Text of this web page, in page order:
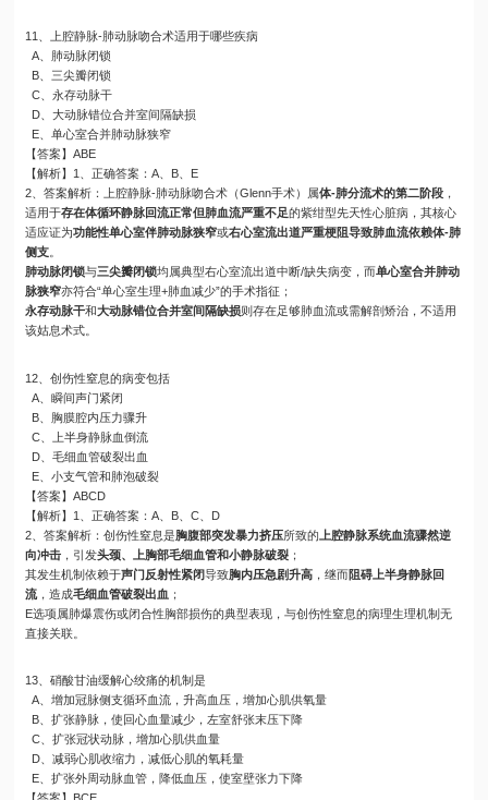
11、上腔静脉-肺动脉吻合术适用于哪些疾病
A、肺动脉闭锁
B、三尖瓣闭锁
C、永存动脉干
D、大动脉错位合并室间隔缺损
E、单心室合并肺动脉狭窄
【答案】ABE
【解析】1、正确答案：A、B、E
2、答案解析：上腔静脉-肺动脉吻合术（Glenn手术）属体-肺分流术的第二阶段 ，
适用于存在体循环静脉回流正常但肺血流严重不足的紫绀型先天性心脏病，其核心
适应证为功能性单心室伴肺动脉狭窄或右心室流出道严重梗阻导致肺血流依赖体-肺
侧支
肺动脉闭锁与三尖瓣闭锁均属典型右心室流出道中断/缺失病变，而单心室合并肺动
脉狭窄亦符合“单心室生理+肺血减少”的手术指征；
永存动脉干和大动脉错位合并室间隔缺损则存在足够肺血流或需解剖矫治，不适用
该姑息术式。
12、创伤性窒息的病变包括
A、瞬间声门紧闭
B、胸膜腔内压力骤升
C、上半身静脉血倒流
D、毛细血管破裂出血
E、小支气管和肺泡破裂
【答案】ABCD
【解析】1、正确答案：A、B、C、D
2、答案解析：创伤性窒息是 胸腹部突发暴力挤压所致的 上腔静脉系统血流骤然逆
向冲击 ，引发头颈、上胸部毛细血管和小静脉破裂 ；
其发生机制依赖于声门反射性紧闭导致胸内压急剧升高 ，继而阻碍上半身静脉回
流，造成毛细血管破裂出血 ；
E选项属肺爆震伤或闭合性胸部损伤的典型表现，与创伤性窒息的病理生理机制无
直接关联。
13、硝酸甘油缓解心绞痛的机制是
A、增加冠脉侧支循环血流，升高血压，增加心肌供氧量
B、扩张静脉，使回心血量减少，左室舒张末压下降
C、扩张冠状动脉，增加心肌供血量
D、减弱心肌收缩力，减低心肌的氧耗量
E、扩张外周动脉血管，降低血压，使室壁张力下降